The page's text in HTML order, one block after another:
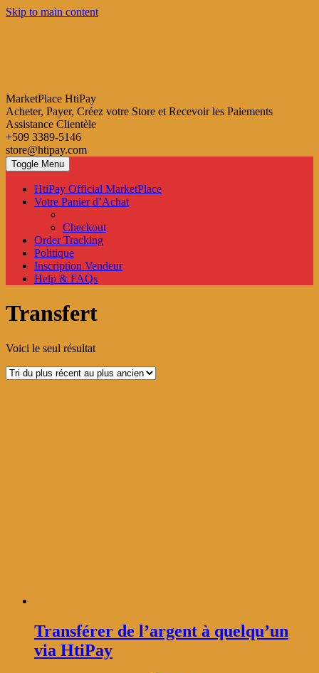
Skip to main content
MarketPlace HtiPay
Acheter, Payer, Créez votre Store et Recevoir les Paiements
Assistance Clientèle
+509 3389-5146
store@htipay.com
Toggle Menu
HtiPay Official MarketPlace
Votre Panier d’Achat
Checkout
Order Tracking
Politique
Inscription Vendeur
Help & FAQs
Transfert
Voici le seul résultat
Transférer de l’argent à quelqu’un
via HtiPay